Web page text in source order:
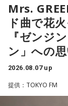
てみては。
4．どうやって
上手な出し方を
しっかり持って
ことも。完璧を
す。
■2026年8月8日
2026年8月8日（
・寅の日
・六曜「先勝」
Mrs.
ド曲で花
『ゼンジ
ン」への
2026.08.07 up
提供：TOKYO FM